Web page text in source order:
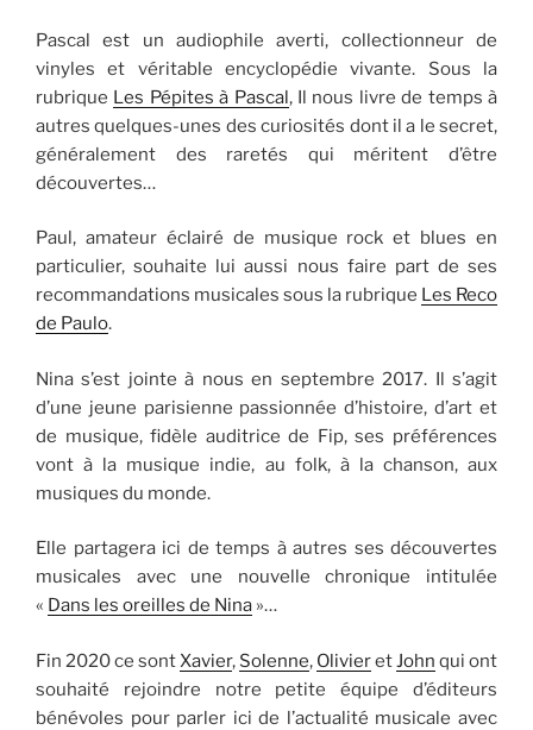
Pascal est un audiophile averti, collectionneur de
vinyles et véritable encyclopédie vivante. Sous la
rubrique Les Pépites à Pascal, Il nous livre de temps à
autres quelques-unes des curiosités dont il a le secret,
généralement des raretés qui méritent d’être
découvertes…
Paul, amateur éclairé de musique rock et blues en
particulier, souhaite lui aussi nous faire part de ses
recommandations musicales sous la rubrique Les Reco
de Paulo.
Nina s’est jointe à nous en septembre 2017. Il s’agit
d’une jeune parisienne passionnée d’histoire, d’art et
de musique, fidèle auditrice de Fip, ses préférences
vont à la musique indie, au folk, à la chanson, aux
musiques du monde.
Elle partagera ici de temps à autres ses découvertes
musicales avec une nouvelle chronique intitulée
« Dans les oreilles de Nina »…
Fin 2020 ce sontXavier, Solenne, OlivieretJohn qui ont
souhaité rejoindre notre petite équipe d’éditeurs
bénévoles pour parler ici de l’actualité musicale avec